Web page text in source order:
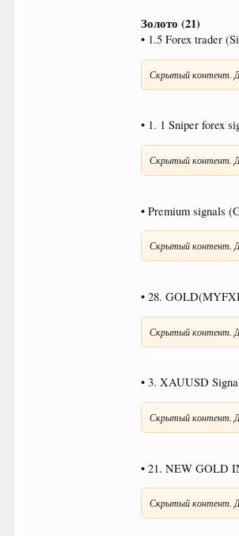
Золото (21)
• 1.5 Forex trader
Скрытый контент.
• 1. 1 Sniper forex
Скрытый контент.
• Premium signals
Скрытый контент.
• 28.
Скрытый контент.
• 3. XAUUSD
Скрытый контент.
• 21. NEW GOLD
Скрытый контент.